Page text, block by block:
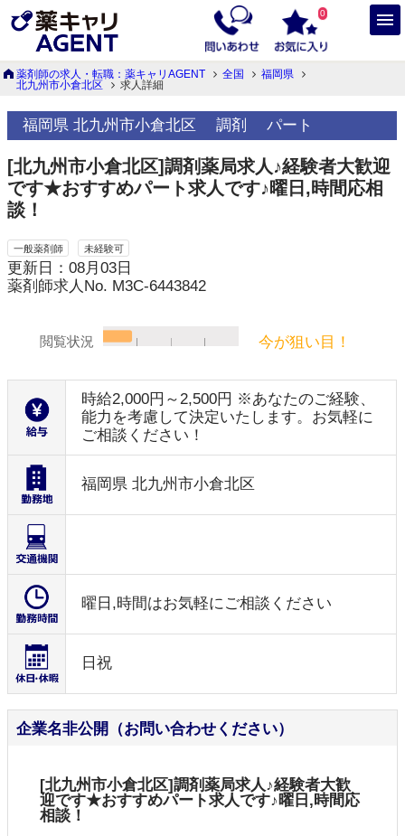
0
薬剤師の求人・転職：薬キャリAGENT 全国
福岡県
北九州市小倉北区
求人詳細
福岡県 北九州市小倉北区 調剤 パート
[北九州市小倉北区]調剤薬局求人♪経験者大歓迎
です★おすすめパート求人です♪曜日,時間応相
談！
一般薬剤師 未経験可
更新日：08月03日
薬剤師求人No. M3C-6443842
閲覧状況 今が狙い目！
時給2,000円～2,500円 ※あなたのご経験、
能力を考慮して決定いたします。お気軽に
ご相談ください！
福岡県 北九州市小倉北区
曜日,時間はお気軽にご相談ください
日祝
企業名非公開（お問い合わせください）
[北九州市小倉北区]調剤薬局求人♪経験者大歓
迎です★おすすめパート求人です♪曜日,時間応
相談！